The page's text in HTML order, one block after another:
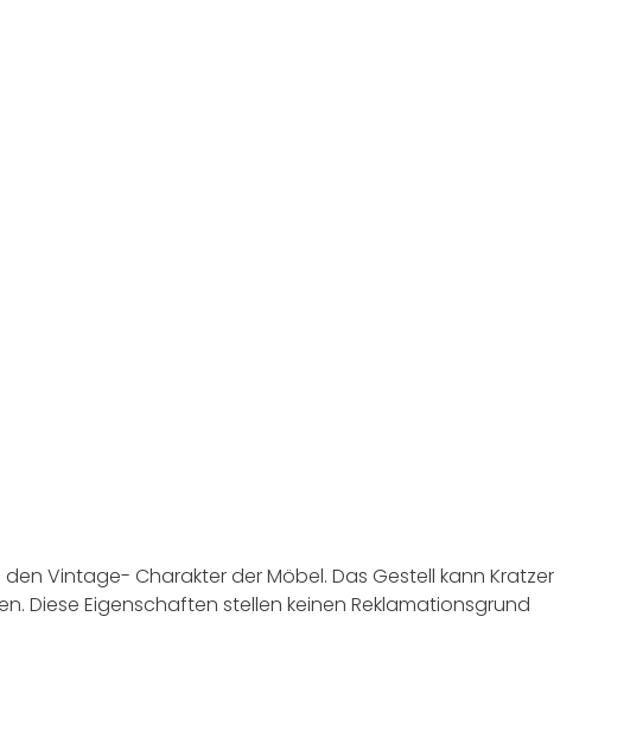
Vintage- Charakter der Möbel. Das Gestell kann Kratzer
Diese Eigenschaften stellen keinen Reklamationsgrund